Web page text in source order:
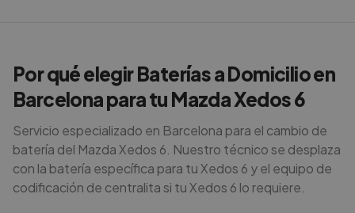
Por qué elegir Baterías a Domicilio en
Barcelona para tu Mazda Xedos 6
Servicio especializado en Barcelona para el cambio de
batería del Mazda Xedos 6. Nuestro técnico se desplaza
con la batería específica para tu Xedos 6 y el equipo de
codificación de centralita si tu Xedos 6 lo requiere.